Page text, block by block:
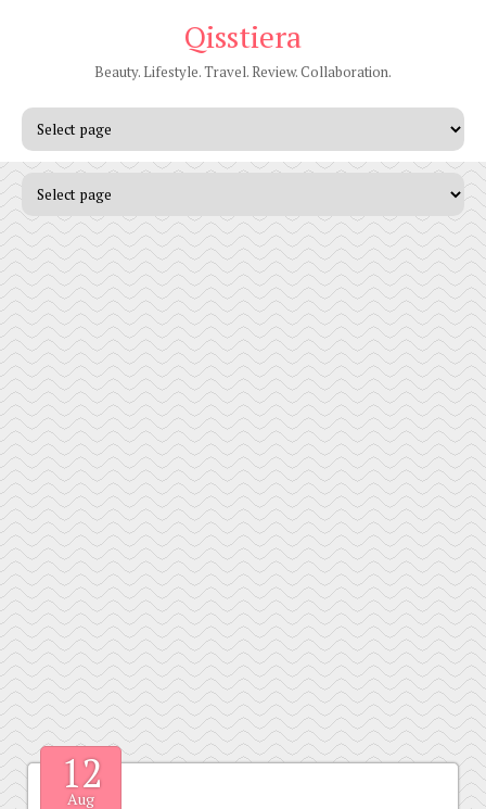
Qisstiera
Beauty. Lifestyle. Travel. Review. Collaboration.
12
Aug